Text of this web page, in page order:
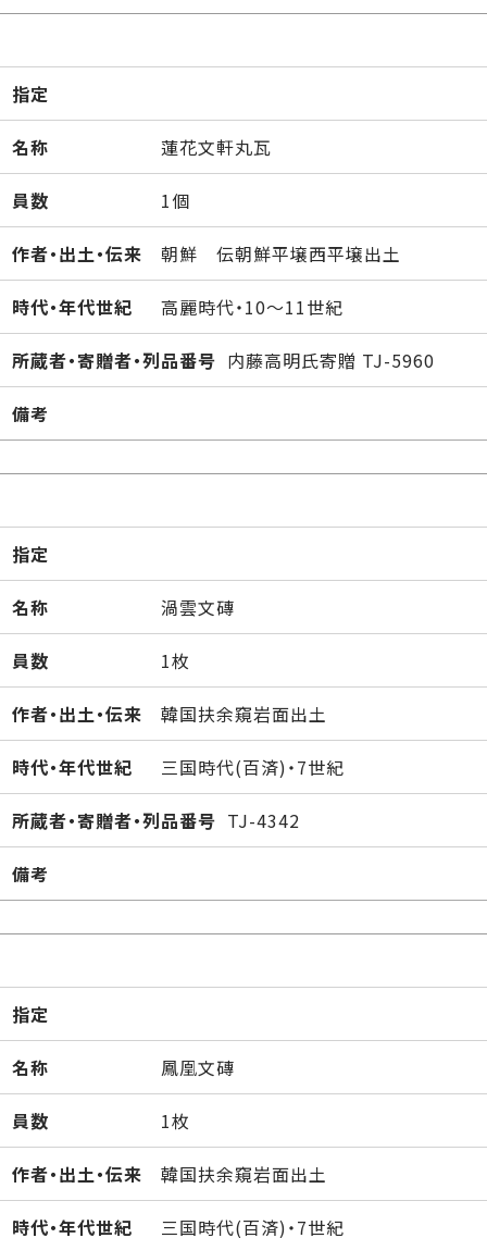
指定
名称 蓮花文軒丸瓦
員数 1個
作者・出土・伝来 朝鮮 伝朝鮮平壌西平壌出土
時代・年代世紀 高麗時代・10～11世紀
所蔵者・寄贈者・列品番号 内藤高明氏寄贈 TJ-5960
備考
指定
名称 渦雲文磚
員数 1枚
作者・出土・伝来 韓国扶余窺岩面出土
時代・年代世紀 三国時代(百済)・7世紀
所蔵者・寄贈者・列品番号 TJ-4342
備考
指定
名称 鳳凰文磚
員数 1枚
作者・出土・伝来 韓国扶余窺岩面出土
時代・年代世紀 三国時代(百済)・7世紀